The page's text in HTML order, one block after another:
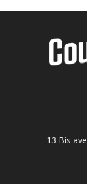
13 Bis